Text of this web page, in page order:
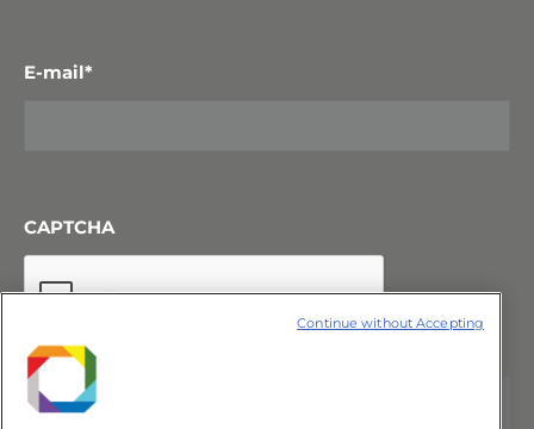
E-mail*
CAPTCHA
Continue without Accepting